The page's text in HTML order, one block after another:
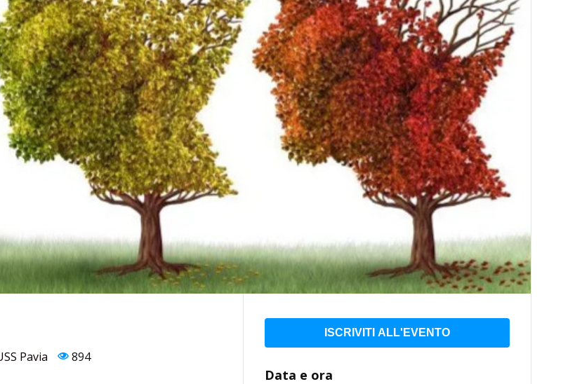
Pavia 894
ISCRIVITI ALL'EVENTO
Data e ora